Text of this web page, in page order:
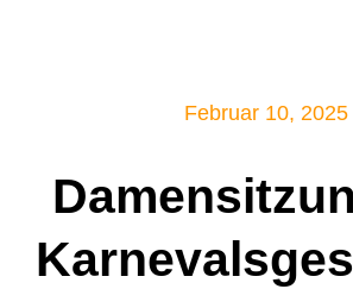
Februar 10, 2025